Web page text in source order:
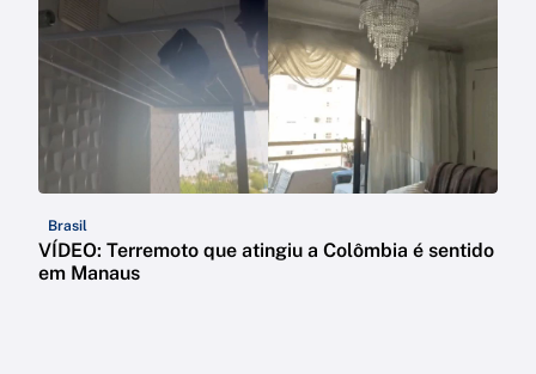
Brasil
VÍDEO: Terremoto que atingiu a Colômbia é sentido
em Manaus